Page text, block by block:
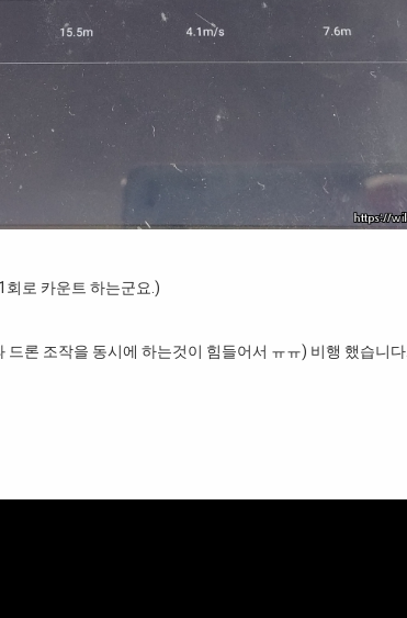
회로 카운트 하는군요.)
론 조작을 동시에 하는것이 힘들어서 ㅠㅠ) 비행 했습니다.